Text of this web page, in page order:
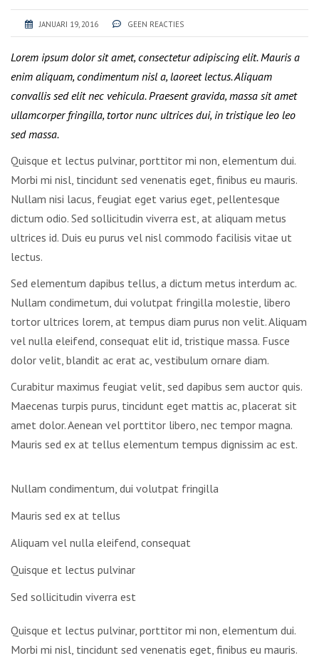
JANUARI 19, 2016 GEEN REACTIES
Lorem ipsum dolor sit amet, consectetur adipiscing elit. Mauris a
enim aliquam, condimentum nisl a, laoreet lectus. Aliquam
convallis sed elit nec vehicula. Praesent gravida, massa sit amet
ullamcorper fringilla, tortor nunc ultrices dui, in tristique leo leo
sed massa.
Quisque et lectus pulvinar, porttitor mi non, elementum dui.
Morbi mi nisl, tincidunt sed venenatis eget, finibus eu mauris.
Nullam nisi lacus, feugiat eget varius eget, pellentesque
dictum odio. Sed sollicitudin viverra est, at aliquam metus
ultrices id. Duis eu purus vel nisl commodo facilisis vitae ut
lectus.
Sed elementum dapibus tellus, a dictum metus interdum ac.
Nullam condimetum, dui volutpat fringilla molestie, libero
tortor ultrices lorem, at tempus diam purus non velit. Aliquam
vel nulla eleifend, consequat elit id, tristique massa. Fusce
dolor velit, blandit ac erat ac, vestibulum ornare diam.
Curabitur maximus feugiat velit, sed dapibus sem auctor quis.
Maecenas turpis purus, tincidunt eget mattis ac, placerat sit
amet dolor. Aenean vel porttitor libero, nec tempor magna.
Mauris sed ex at tellus elementum tempus dignissim ac est.
Nullam condimentum, dui volutpat fringilla
Mauris sed ex at tellus
Aliquam vel nulla eleifend, consequat
Quisque et lectus pulvinar
Sed sollicitudin viverra est
Quisque et lectus pulvinar, porttitor mi non, elementum dui.
Morbi mi nisl, tincidunt sed venenatis eget, finibus eu mauris.